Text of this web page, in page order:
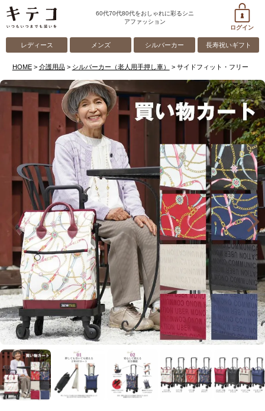
60代70代80代をおしゃれに彩るシニ
アファッション
ログイン
レディース メンズ シルバーカー 長寿祝いギフト
HOME 介護用品 シルバーカー（老人用手押し車） サイドフィット・フリー